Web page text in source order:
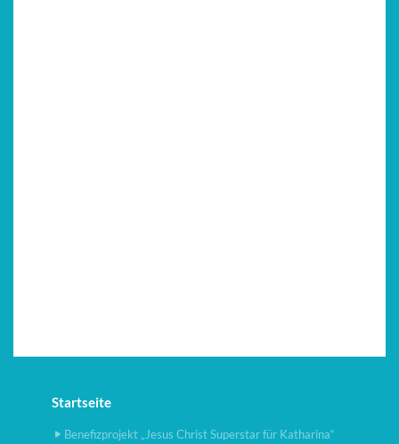
Startseite
Benefizprojekt „Jesus Christ Superstar für Katharina“